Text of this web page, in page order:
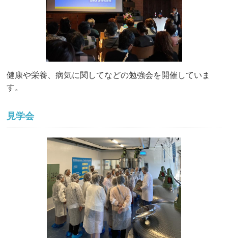
健康や栄養、病気に関してなどの勉強会を開催していま
す。
見学会